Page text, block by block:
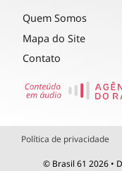
Quem Somos
Mapa do Site
Contato
Política de privacidade
© Brasil 61 2026 •